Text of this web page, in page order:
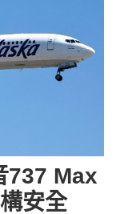
737 Max
安全